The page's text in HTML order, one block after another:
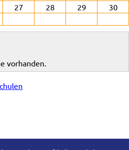
27 28 29
30
vorhanden.